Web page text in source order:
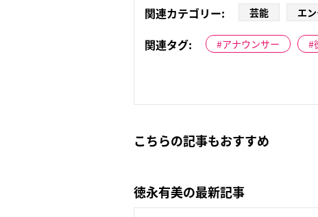
関連カテゴリー:
芸能 エ
関連タグ: アナウンサー
こちらの記事もおすすめ
徳永有美の最新記事